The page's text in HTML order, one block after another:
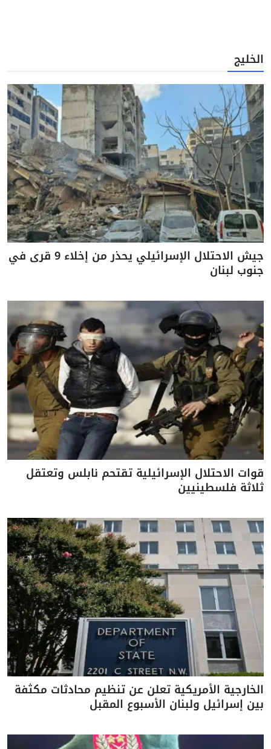
الخليج
جيش الاحتلال الإسرائيلي يحذر من إخلاء 9 قرى في
جنوب لبنان
قوات الاحتلال الإسرائيلية تقتحم نابلس وتعتقل
ثلاثة فلسطينيين
الخارجية الأمريكية تعلن عن تنظيم محادثات مكثفة
بين إسرائيل ولبنان الأسبوع المقبل